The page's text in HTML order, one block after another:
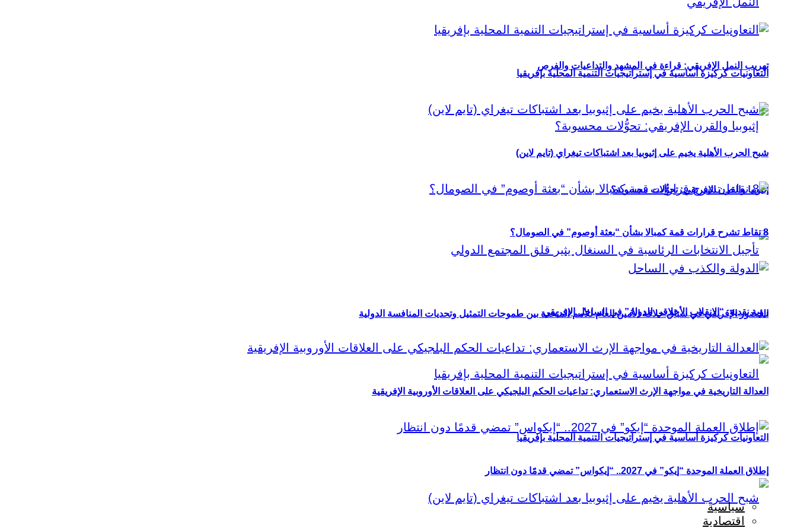
تهريب النمل الإفريقي: قراءة في المشهد والتداعيات والفرص
إثيوبيا والقرن الإفريقي: تحوُّلات محسوبة؟
الحضور الإفريقي في سباق خلافة الأمين العام للأمم المتحدة بين طموحات التمثيل وتحديات المنافسة الدولية
التعاونيات كركيزة أساسية في إستراتيجيات التنمية المحلية بإفريقيا
التعاونيات كركيزة أساسية في إستراتيجيات التنمية المحلية بإفريقيا
شبح الحرب الأهلية يخيم على إثيوبيا بعد اشتباكات تيغراي (تايم لاين)
8 نقاط تشرح قرارات قمة كمبالا بشأن “بعثة أوصوم” في الصومال؟
رؤية نقدية: “الانقلاب الأخلاقي للدولة” في الساحل الإفريقي
العدالة التاريخية في مواجهة الإرث الاستعماري: تداعيات الحكم البلجيكي على العلاقات الأوروبية الإفريقية
إطلاق العملة الموحدة “إيكو” في 2027.. “إيكواس” تمضي قدمًا دون انتظار
سياسية
اقتصادية